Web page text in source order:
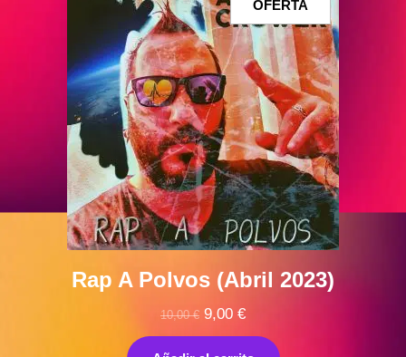
OFERTA
OFERTA
Rap A Polvos (Abril 2023)
10,00€ El
precio
9,00 €El
precio